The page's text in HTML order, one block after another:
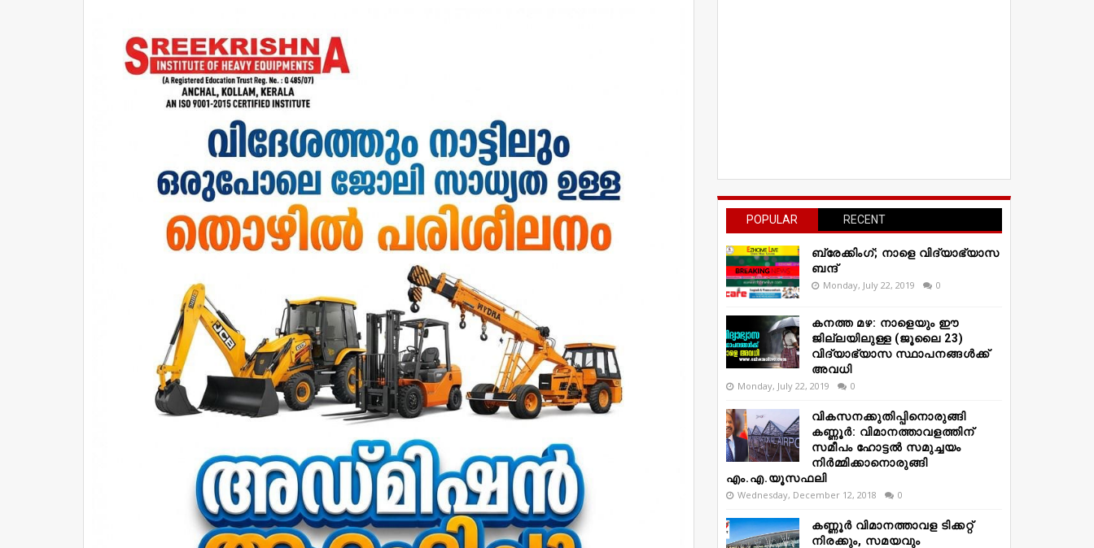
POPULAR RECENT
ബ്രേക്കിംഗ്; നാളെ വിദ്യാഭ്യാസ
ബന്ദ്
Monday, July 22, 2019 0
കനത്ത മഴ: നാളെയും ഈ
ജില്ലയിലുള്ള (ജൂലൈ 23)
വിദ്യാഭ്യാസ സ്ഥാപനങ്ങൾക്ക്
അവധി
Monday, July 22, 2019 0
വികസനക്കുതിപ്പിനൊരുങ്ങി
കണ്ണൂർ: വിമാനത്താവളത്തിന്
സമീപം ഹോട്ടൽ സമുച്ചയം
നിർമ്മിക്കാനൊരുങ്ങി
എം.എ.യൂസഫലി
Wednesday, December 12, 2018 0
കണ്ണൂർ വിമാനത്താവള ടിക്കറ്റ്
നിരക്കും, സമയവും